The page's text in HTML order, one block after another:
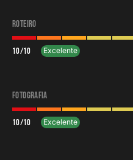
Roteiro
10/10 Excelente
Fotografia
10/10 Excelente